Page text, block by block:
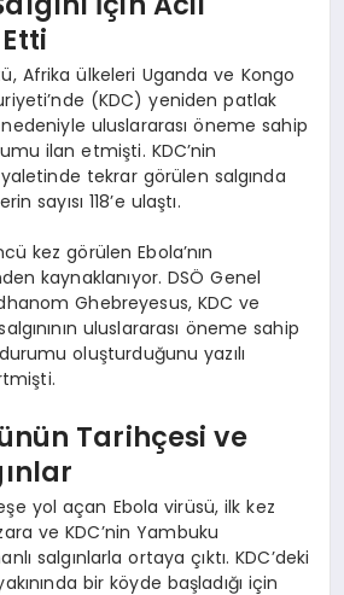
Afrika ülkeleri Uganda ve Kongo
(KDC) yeniden patlak
nedeniyle uluslararası öneme sahip
ilan etmişti. KDC’nin
tekrar görülen salgında
sayısı 118’e ulaştı.
kez görülen Ebola’nın
kaynaklanıyor. DSÖ Genel
Ghebreyesus, KDC ve
uluslararası öneme sahip
oluşturduğunu yazılı
Tarihçesi ve
yol açan Ebola virüsü, ilk kez
ve KDC’nin Yambuku
salgınlarla ortaya çıktı. KDC’deki
bir köyde başladığı için